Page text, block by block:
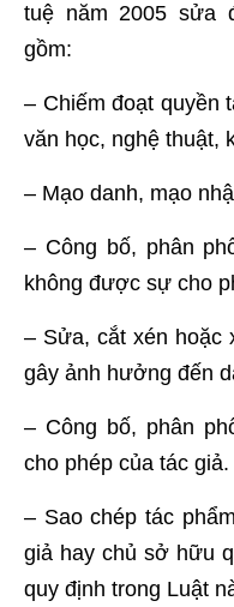
tuệ năm 2005 sửa
gồm:
– Chiếm đoạt quyền
văn học, nghệ thuật,
– Mạo danh, mạo
– Công bố, phân
không được sự cho
– Sửa, cắt xén hoặc
gây ảnh hưởng đến
– Công bố, phân
cho phép của tác giả.
– Sao chép tác
giả hay chủ sở hữu
quy định trong Luật